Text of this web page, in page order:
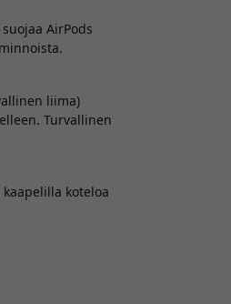
AirPods
liima)
Turvallinen
koteloa